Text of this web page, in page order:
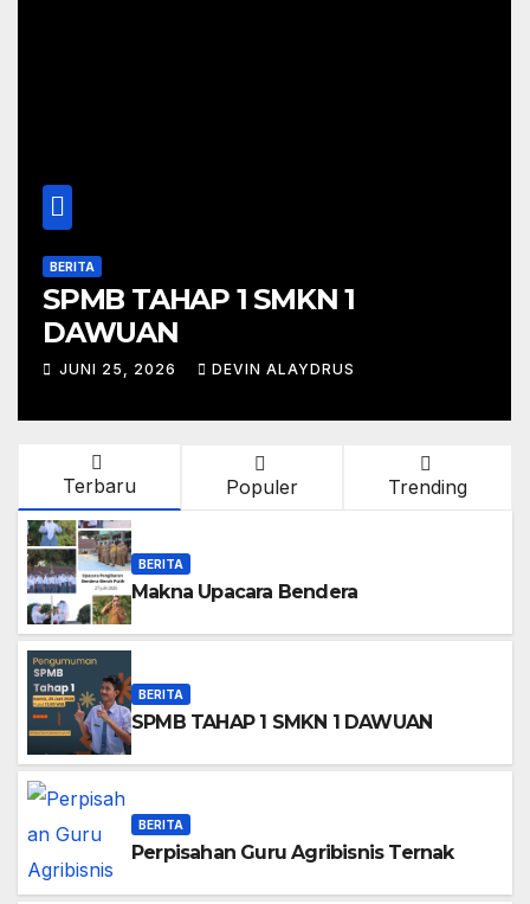
BERITA
SPMB TAHAP 1 SMKN 1
DAWUAN
JUNI 25, 2026 DEVIN ALAYDRUS
Terbaru Populer Trending
BERITA
Makna Upacara Bendera
BERITA
SPMB TAHAP 1 SMKN 1 DAWUAN
BERITA
Perpisahan Guru Agribisnis Ternak